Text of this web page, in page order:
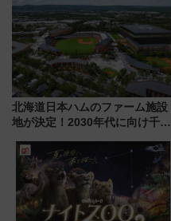
北海道日本ハムのファーム施設
地が決定！2030年代に向け千歳